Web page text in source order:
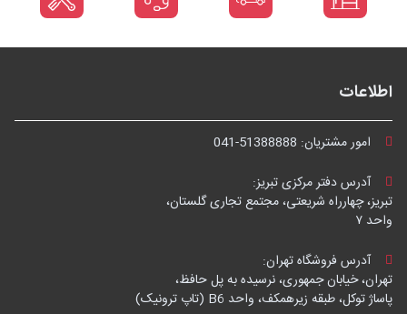
اطلاعات
امور مشتریان: 041-51388888
آدرس دفتر مرکزی تبریز:
تبریز، چهارراه شریعتی، مجتمع تجاری گلستان،
واحد ۷
آدرس فروشگاه تهران:
تهران، خیابان جمهوری، نرسیده به پل حافظ،
پاساژ توکل، طبقه زیرهمکف، واحد B6 (تاپ ترونیک)